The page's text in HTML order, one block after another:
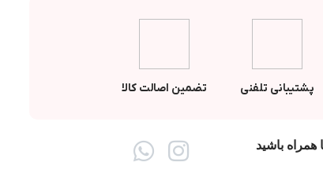
پشتیبانی تلفنی تضمین اصالت کالا
همراه باشید